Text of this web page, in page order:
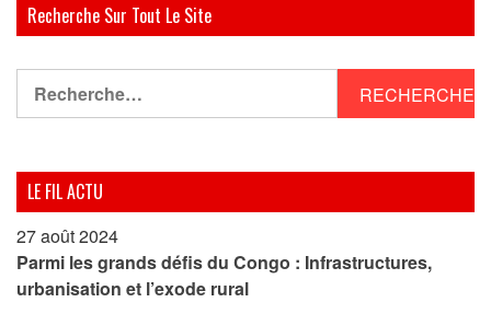
Recherche Sur Tout Le Site
LE FIL ACTU
27 août 2024
Parmi les grands défis du Congo : Infrastructures,
urbanisation et l’exode rural